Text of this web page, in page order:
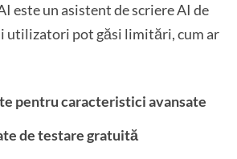
este un asistent de scriere AI de
utilizatori pot găsi limitări, cum ar
pentru caracteristici avansate
de testare gratuită